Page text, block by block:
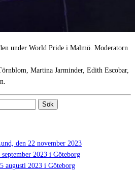
under World Pride i Malmö. Moderatorn
Martina Jarminder, Edith Escobar,
den 22 november 2023
2023 i Göteborg
augusti 2023 i Göteborg